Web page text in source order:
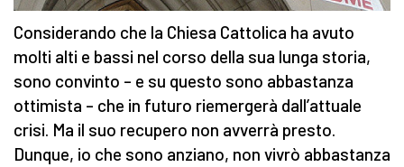
Considerando che la Chiesa Cattolica ha avuto
molti alti e bassi nel corso della sua lunga storia,
sono convinto – e su questo sono abbastanza
ottimista – che in futuro riemergerà dall’attuale
crisi. Ma il suo recupero non avverrà presto.
Dunque, io che sono anziano, non vivrò abbastanza